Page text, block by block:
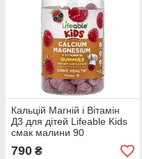
Кальцій Магній і Вітамін
Д3 для дітей Lifeable Kids
смак малини 90
мармеладок
790 ₴